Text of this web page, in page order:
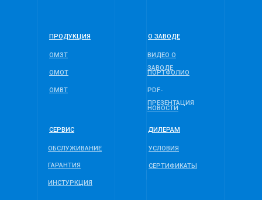
ПРОДУКЦИЯ О ЗАВОДЕ
СЕРВИС ДИЛЕРАМ
ОМЗТ
ОМОТ
ОМВТ
ВИДЕО О
ЗАВОДЕ
ПОРТФОЛИО
PDF-
ПРЕЗЕНТАЦИЯ
НОВОСТИ
ОБСЛУЖИВАНИЕ
ГАРАНТИЯ
ИНСТУРКЦИЯ
УСЛОВИЯ
СЕРТИФИКАТЫ